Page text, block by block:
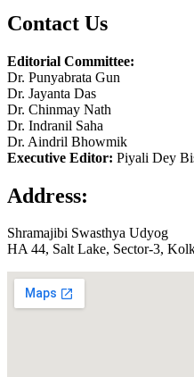
Contact Us
Editorial Committee:
Dr. Punyabrata Gun
Dr. Jayanta Das
Dr. Chinmay Nath
Dr. Indranil Saha
Dr. Aindril Bhowmik
Executive Editor: Piyali Dey
Address:
Shramajibi Swasthya Udyog
HA 44, Salt Lake, Sector-3,